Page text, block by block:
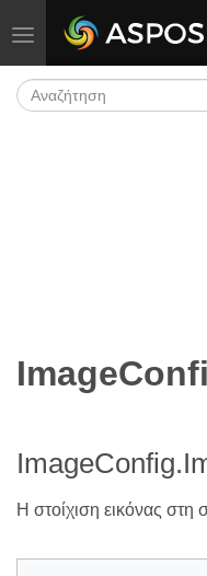
Εναλλαγή πλοήγησης
Η στοίχιση εικόνας στη